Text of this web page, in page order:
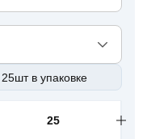
25шт в упаковке